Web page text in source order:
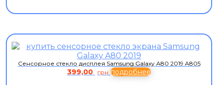
Сенсорное стекло дисплея Samsung Galaxy A80 2019 A805
399,00 грн подробнее